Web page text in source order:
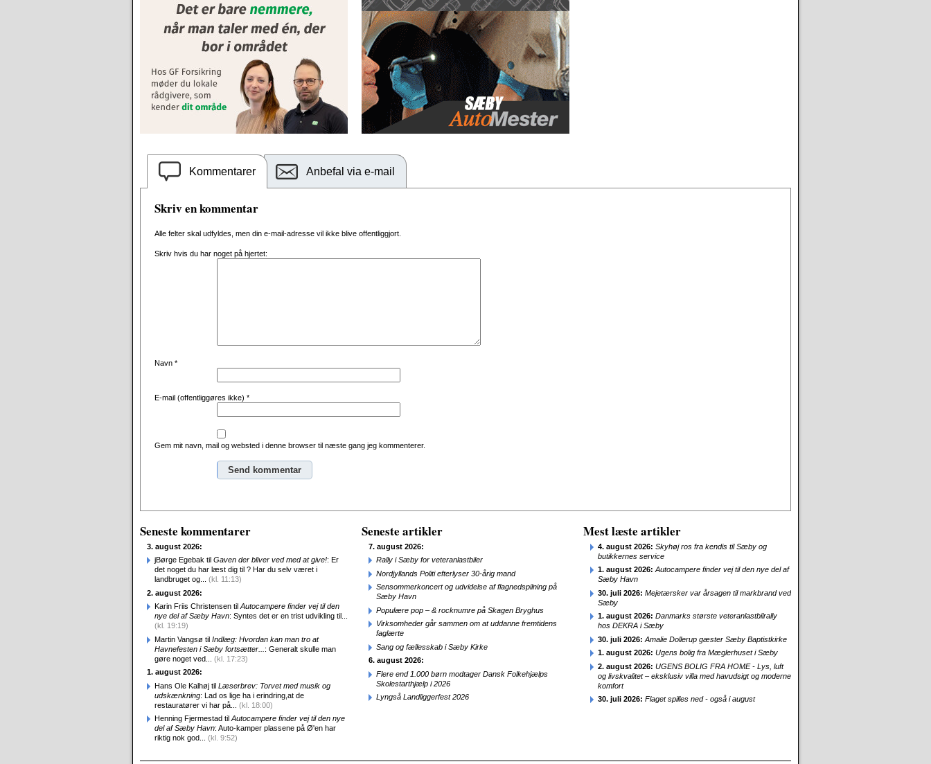
Kommentarer Anbefal via e-mail
Skriv en kommentar
Alle felter skal udfyldes, men din e-mail-adresse vil ikke blive offentliggjort.
Skriv hvis du har noget på hjertet:
Navn *
E-mail (offentliggøres ikke) *
Gem mit navn, mail og websted i denne browser til næste gang jeg kommenterer.
Seneste kommentarer
3. august 2026:
jBørge Egebak til Gaven der bliver ved med at give!: Er
det noget du har læst dig til ? Har du selv været i
landbruget og... (kl. 11:13)
2. august 2026:
Karin Friis Christensen til Autocampere finder vej til den
nye del af Sæby Havn: Syntes det er en trist udvikling til...
(kl. 19:19)
Martin Vangsø til Indlæg: Hvordan kan man tro at
Havnefesten i Sæby fortsætter... : Generalt skulle man
gøre noget ved... (kl. 17:23)
1. august 2026:
Hans Ole Kalhøj til Læserbrev: Torvet med musik og
udskænkning: Lad os lige ha i erindring,at de
restauratører vi har på... (kl. 18:00)
Henning Fjermestad til Autocampere finder vej til den nye
del af Sæby Havn: Auto-kamper plassene på Ø'en har
riktig nok god... (kl. 9:52)
Seneste artikler
7. august 2026:
Rally i Sæby for veteranlastbiler
Nordjyllands Politi efterlyser 30-årig mand
Sensommerkoncert og udvidelse af flagnedspilning på
Sæby Havn
Populære pop – & rocknumre på Skagen Bryghus
Virksomheder går sammen om at uddanne fremtidens
faglærte
Sang og fællesskab i Sæby Kirke
6. august 2026:
Flere end 1.000 børn modtager Dansk Folkehjælps
Skolestarthjælp i 2026
Lyngså Landliggerfest 2026
Mest læste artikler
4. august 2026: Skyhøj ros fra kendis til Sæby og
butikkernes service
1. august 2026: Autocampere finder vej til den nye del af
Sæby Havn
30. juli 2026: Mejetærsker var årsagen til markbrand ved
Sæby
1. august 2026: Danmarks største veteranlastbilrally
hos DEKRA i Sæby
30. juli 2026: Amalie Dollerup gæster Sæby Baptistkirke
1. august 2026: Ugens bolig fra Mæglerhuset i Sæby
2. august 2026: UGENS BOLIG FRA HOME - Lys, luft
og livskvalitet – eksklusiv villa med havudsigt og moderne
komfort
30. juli 2026: Flaget spilles ned - også i august